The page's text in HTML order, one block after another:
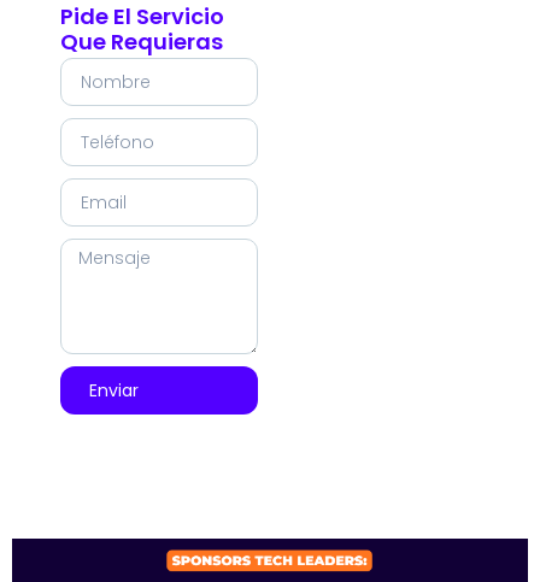
Pide El Servicio
Que Requieras
Enviar